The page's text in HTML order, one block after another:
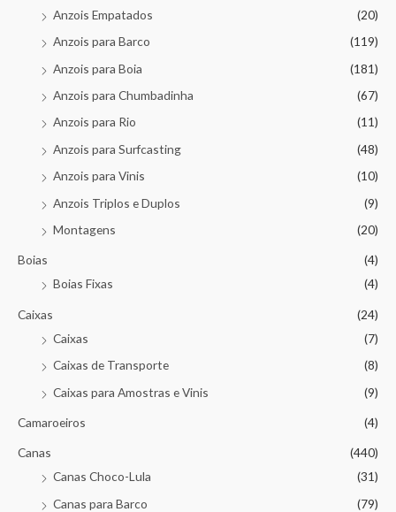
Anzois Empatados
(20)
Anzois para Barco
(119)
Anzois para Boia
(181)
Anzois para Chumbadinha
(67)
Anzois para Rio
(11)
Anzois para Surfcasting
(48)
Anzois para Vinis
(10)
Anzois Triplos e Duplos
(9)
Montagens
(20)
Boias
(4)
Boias Fixas
(4)
Caixas
(24)
Caixas
(7)
Caixas de Transporte
(8)
Caixas para Amostras e Vinis
(9)
Camaroeiros (4)
Canas
(440)
Canas Choco-Lula
(31)
Canas para Barco
(79)